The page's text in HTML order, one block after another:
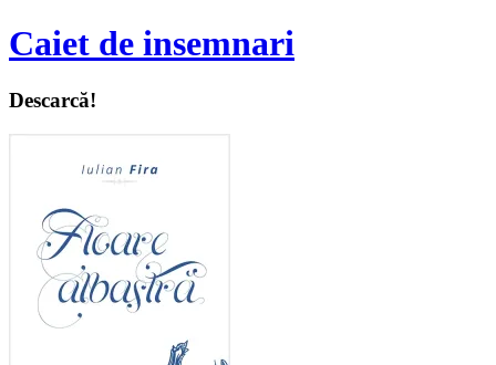
Caiet de insemnari
Descarcă!